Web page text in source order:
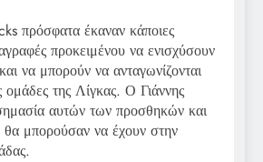
πρόσφατα έκαναν κάποιες
προκειμένου να ενισχύσουν
να μπορούν να ανταγωνίζονται
ομάδες της Λίγκας. Ο Γιάννης
αυτών των προσθηκών και
θα μπορούσαν να έχουν στην